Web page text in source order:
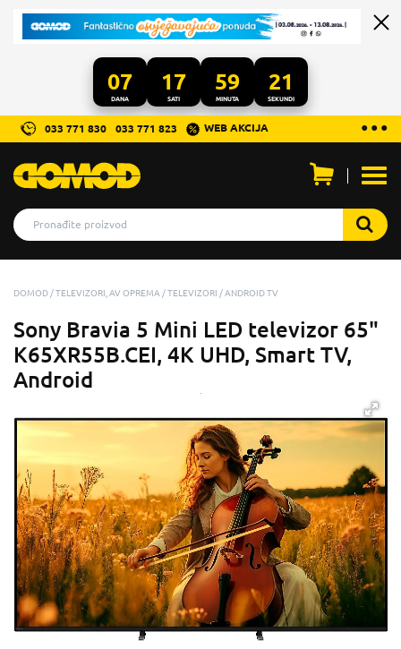
07
DANA
17
SATI
59
MINUTA
19
SEKUNDI
...
● ● ●
033 771 830 033 771 823 WEB AKCIJA
DOMOD TELEVIZORI, AV OPREMA TELEVIZORI ANDROID TV
Sony Bravia 5 Mini LED televizor 65"
K65XR55B.CEI, 4K UHD, Smart TV,
Android